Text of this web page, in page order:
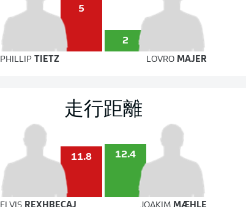
5
2
PHILLIP TIETZ LOVRO MAJER
走行距離
11.8 12.4